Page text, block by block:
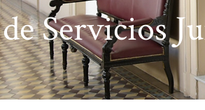
Servicios